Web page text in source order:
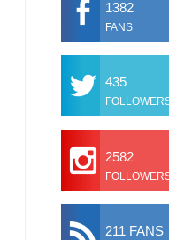
1382
FANS
435
2582
211 FANS